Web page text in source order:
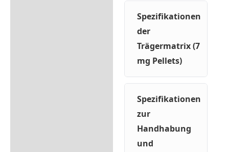
Spezifikationen
der
Trägermatrix (7
mg Pellets)
Spezifikationen
zur
Handhabung
und